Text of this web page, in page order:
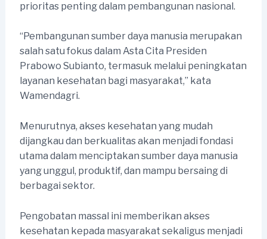
prioritas penting dalam pembangunan nasional.
“Pembangunan sumber daya manusia merupakan
salah satu fokus dalam Asta Cita Presiden
Prabowo Subianto, termasuk melalui peningkatan
layanan kesehatan bagi masyarakat,” kata
Wamendagri.
Menurutnya, akses kesehatan yang mudah
dijangkau dan berkualitas akan menjadi fondasi
utama dalam menciptakan sumber daya manusia
yang unggul, produktif, dan mampu bersaing di
berbagai sektor.
Pengobatan massal ini memberikan akses
kesehatan kepada masyarakat sekaligus menjadi